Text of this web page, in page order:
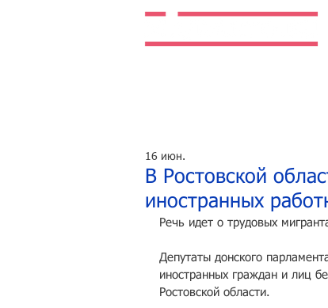
В Ростовской
иностранных
16 июн.
Речь идет о трудовых
Депутаты донского
иностранных граждан и лиц
Ростовской области.